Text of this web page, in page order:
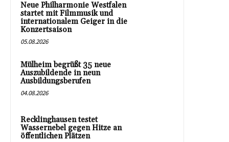
Neue Philharmonie Westfalen
startet mit Filmmusik und
internationalem Geiger in die
Konzertsaison
05.08.2026
Mülheim begrüßt 35 neue
Auszubildende in neun
Ausbildungsberufen
04.08.2026
Recklinghausen testet
Wassernebel gegen Hitze an
öffentlichen Plätzen